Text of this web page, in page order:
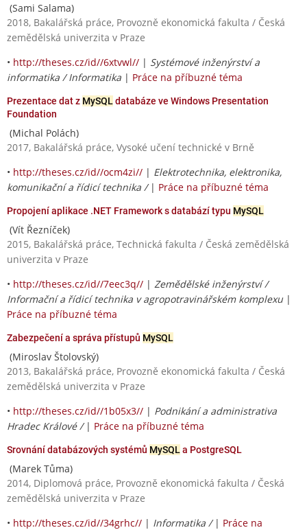
(Sami Salama)
2018, Bakalářská práce, Provozně ekonomická fakulta / Česká
zemědělská univerzita v Praze
• http://theses.cz/id//6xtvwl// | Systémové inženýrství a
informatika / Informatika | Práce na příbuzné téma
Prezentace dat z MySQLdatabáze ve Windows Presentation
Foundation
(Michal Polách)
2017, Bakalářská práce, Vysoké učení technické v Brně
• http://theses.cz/id//ocm4zi// | Elektrotechnika, elektronika,
komunikační a řídicí technika / | Práce na příbuzné téma
Propojení aplikace .NET Framework s databází typu MySQL
(Vít Řezníček)
2015, Bakalářská práce, Technická fakulta / Česká zemědělská
univerzita v Praze
• http://theses.cz/id//7eec3q// | Zemědělské inženýrství /
Informační a řídicí technika v agropotravinářském komplexu |
Práce na příbuzné téma
Zabezpečení a správa přístupů MySQL
(Miroslav Štolovský)
2013, Bakalářská práce, Provozně ekonomická fakulta / Česká
zemědělská univerzita v Praze
• http://theses.cz/id//1b05x3// | Podnikání a administrativa
Hradec Králové / | Práce na příbuzné téma
Srovnání databázových systémů MySQLa PostgreSQL
(Marek Tůma)
2014, Diplomová práce, Provozně ekonomická fakulta / Česká
zemědělská univerzita v Praze
• http://theses.cz/id//34grhc// | Informatika / | Práce na